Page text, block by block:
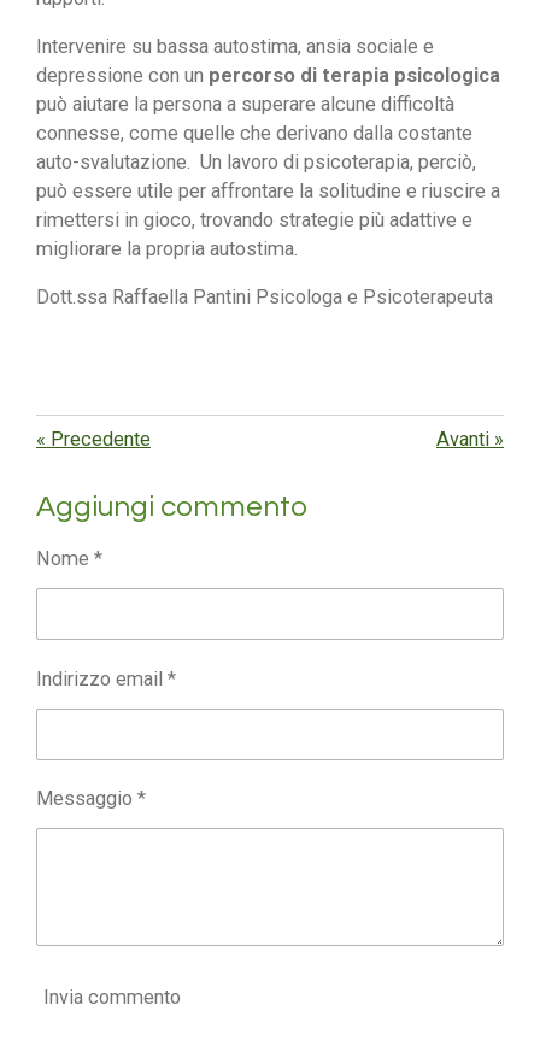
‍Intervenire su bassa autostima, ansia sociale e
depressione con un percorso di terapia psicologica
può aiutare la persona a superare alcune difficoltà
connesse, come quelle che derivano dalla costante
auto-svalutazione. Un lavoro di psicoterapia, perciò,
può essere utile per affrontare la solitudine e riuscire a
rimettersi in gioco, trovando strategie più adattive e
migliorare la propria autostima.
Dott.ssa Raffaella Pantini Psicologa e Psicoterapeuta
« Precedente Avanti »
Aggiungi commento
Nome *
Indirizzo email *
Messaggio *
Invia commento